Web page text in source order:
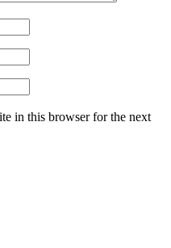
in this browser for the next